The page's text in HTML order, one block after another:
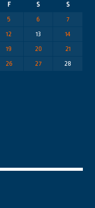
F S
S
5 6
7
12 13
14
19 20
21
26 27
28